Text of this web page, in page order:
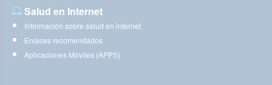
Salud en Internet
Información sobre salud en internet
Enlaces recomendados
Aplicaciones Móviles (APPS)